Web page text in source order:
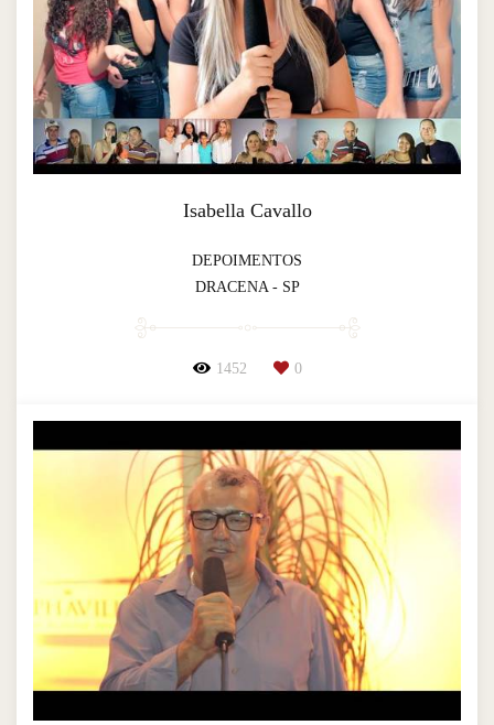
Isabella Cavallo
DEPOIMENTOS
DRACENA - SP
1452 0